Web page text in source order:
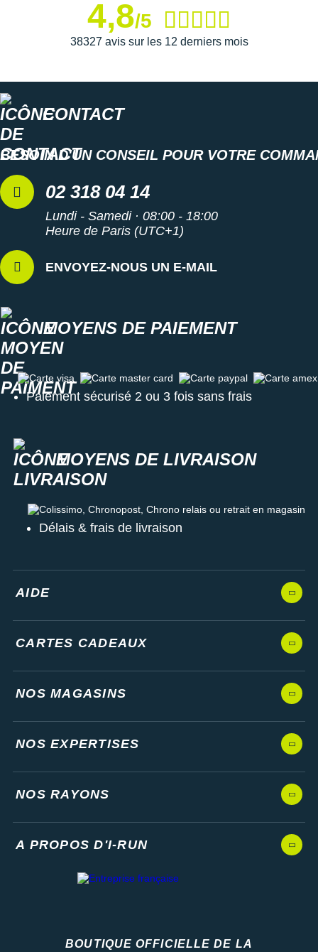
Coloris : noir
chaussures de randonnée
4,8/5
38327 avis sur les 12 derniers mois
CONTACT
BESOIN D'UN CONSEIL POUR VOTRE
02 318 04 14
Lundi - Samedi · 08:00 - 18:00
Heure de Paris (UTC+1)
ENVOYEZ-NOUS UN E-MAIL
MOYENS DE PAIEMENT
Carte visa Carte master card Carte paypal Carte amex
Paiement sécurisé 2 ou 3 fois sans frais
MOYENS DE LIVRAISON
Colissimo, Chronopost, Chrono relais ou retrait en magasin
Délais & frais de livraison
AIDE
CARTES CADEAUX
NOS MAGASINS
NOS EXPERTISES
NOS RAYONS
A PROPOS D'I-RUN
BOUTIQUE OFFICIELLE DE LA